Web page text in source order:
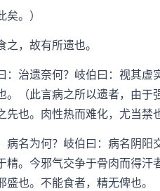
。）
，故有所遗也。
治遗奈何？岐伯曰：视其虚
（此言病之所以遗者，由于
也。肉性热而难化，尤当禁
名为何？岐伯曰：病名阴阳
。今邪气交争于骨肉而得汗
也。不能食者，精无俾也。